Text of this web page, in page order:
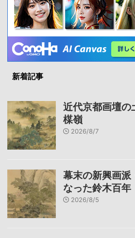
新着記事
近代京都画壇の
楳嶺
2026/8/7
幕末の新興画派
なった鈴木百年
2026/8/5